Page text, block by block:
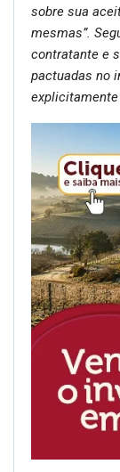
sobre sua
mesmas”.
contratante e
pactuadas no